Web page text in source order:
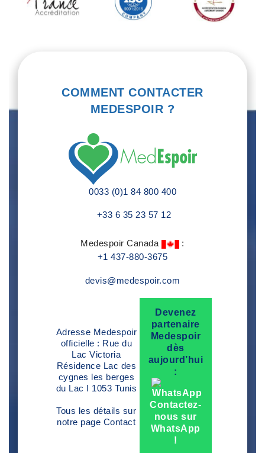
COMMENT CONTACTER
MEDESPOIR ?
0033 (0)1 84 800 400
+33 6 35 23 57 12
Medespoir Canada
:
+1 437-880-3675
devis@medespoir.com
Adresse Medespoir
officielle : Rue du
Lac Victoria
Résidence Lac des
cygnes les berges
du Lac I 1053 Tunis
Tous les détails sur
notre page Contact
Devenez
partenaire
Medespoir
dès
aujourd’hui
:
Contactez-
nous sur
WhatsApp
!